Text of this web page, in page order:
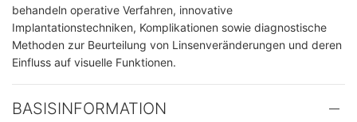
behandeln operative Verfahren, innovative
Implantationstechniken, Komplikationen sowie diagnostische
Methoden zur Beurteilung von Linsenveränderungen und deren
Einfluss auf visuelle Funktionen.
BASISINFORMATION